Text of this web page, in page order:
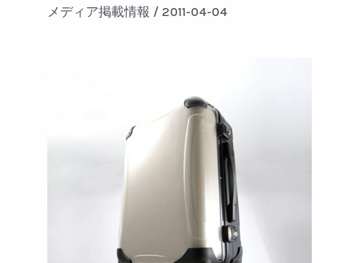
メディア掲載情報 / 2011-04-04